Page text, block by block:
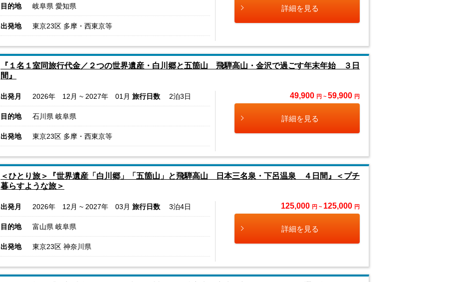
目的地 岐阜県 愛知県
出発地 東京23区 多摩・西東京等
詳細を見る
『１名１室同旅行代金／２つの世界遺産・白川郷と五箇山 飛騨高山・金沢で過ごす年末年始 ３日
間』
出発月 2026年 12月 ~ 2027年 01月 旅行日数 2泊3日
目的地 石川県 岐阜県
出発地 東京23区 多摩・西東京等
49,900 円 ~ 59,900 円
詳細を見る
＜ひとり旅＞『世界遺産「白川郷」「五箇山」と飛騨高山 日本三名泉・下呂温泉 ４日間』＜プチ
暮らすような旅＞
出発月 2026年 12月 ~ 2027年 03月 旅行日数 3泊4日
目的地 富山県 岐阜県
出発地 東京23区 神奈川県
125,000 円 ~ 125,000 円
詳細を見る